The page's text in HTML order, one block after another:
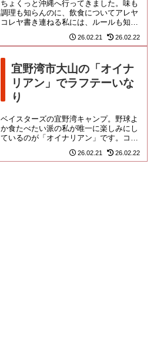
ちょくっと沖縄へ行ってきました。味も
調理も知らんのに、飲食についてアレヤ
コレヤ書き連ねる私には、ルールも知ら
んくせにに、プレイや采配についてアレ
ヤコレヤのたまう野球狂の親族...
26.02.21 26.02.22
宜野湾市大山の「オイナ
リアン」でラフテーいな
り
ベイスターズの宜野湾キャンプ。野球よ
か食たべたい派の私が唯一に楽しみにし
ているのが「オイナリアン」です。コン
ベンションセンターに、謎の「天理スタ
ミナラーメン」が出店している...
26.02.21 26.02.22